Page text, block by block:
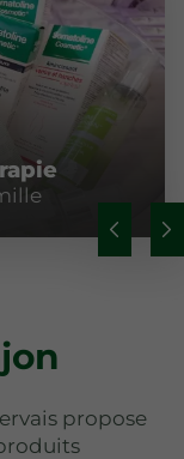
propose